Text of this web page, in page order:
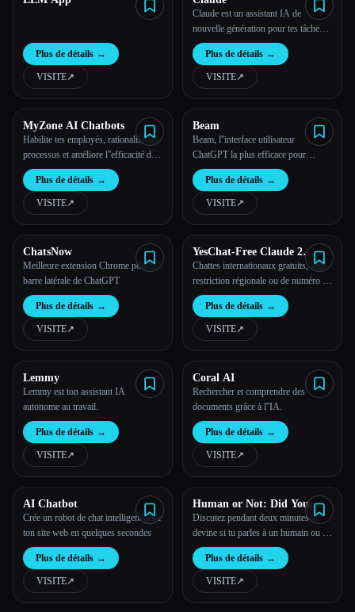
Plus de détails →
VISITE↗︎
Claude est un assistant IA de
nouvelle génération pour tes tâches,
quelle que soit leur ampleur.
Plus de détails →
VISITE↗︎
MyZone AI Chatbots
Habilite tes employés, rationalise tes
processus et améliore l''efficacité de
ton entreprise grâce aux chatbots
MyZone AI.
Plus de détails →
VISITE↗︎
Beam
Beam, l''interface utilisateur
ChatGPT la plus efficace pour
macOS.
Plus de détails →
VISITE↗︎
ChatsNow
Meilleure extension Chrome pour la
barre latérale de ChatGPT
Plus de détails →
VISITE↗︎
YesChat-Free Claude 2
Globally
Chattes internationaux gratuits, sans
restriction régionale ou de numéro de
téléphone, grâce à la puissance de
l''IA de Claude 2.
Plus de détails →
VISITE↗︎
Lemmy
Lemmy est ton assistant IA
autonome au travail.
Plus de détails →
VISITE↗︎
Coral AI
Rechercher et comprendre des
documents grâce à l''IA.
Plus de détails →
VISITE↗︎
AI Chatbot
Crée un robot de chat intelligent pour
ton site web en quelques secondes
Plus de détails →
VISITE↗︎
Human or Not: Did You
Talk to AI or Human
Discutez pendant deux minutes et
devine si tu parles à un humain ou à
un robot intelligent.
Plus de détails →
VISITE↗︎